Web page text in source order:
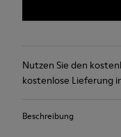
Nutzen Sie den
kostenlose Lieferung
Beschreibung